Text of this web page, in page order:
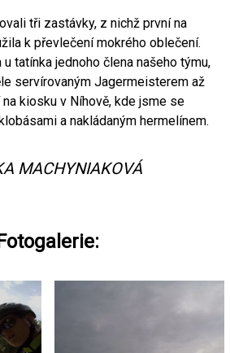
tři zastávky, z nichž první na
k převlečení mokrého oblečení.
tatínka jednoho člena našeho týmu,
servírovaným Jagermeisterem až
kiosku v Níhově, kde jsme se
a nakládaným hermelínem.
MACHYNIAKOVÁ